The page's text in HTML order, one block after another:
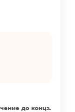
до конца.